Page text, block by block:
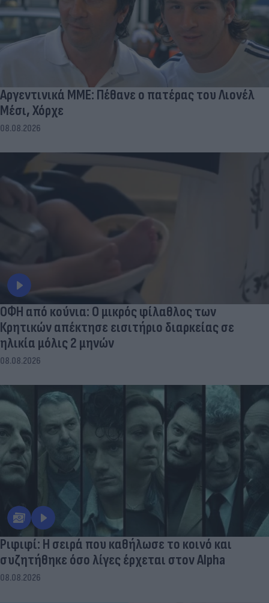
Αργεντινικά ΜΜΕ: Πέθανε ο πατέρας του Λιονέλ
Μέσι, Χόρχε
08.08.2026
ΟΦΗ από κούνια: Ο μικρός φίλαθλος των
Κρητικών απέκτησε εισιτήριο διαρκείας σε
ηλικία μόλις 2 μηνών
08.08.2026
Ριφιφί: Η σειρά που καθήλωσε το κοινό και
συζητήθηκε όσο λίγες έρχεται στον Alpha
08.08.2026